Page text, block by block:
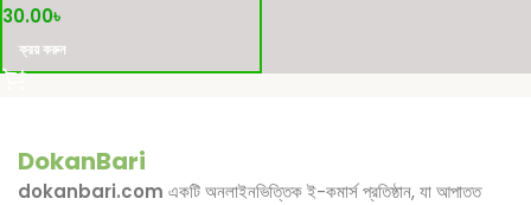
30.00৳
ক্রয় করুন
DokanBari
dokanbari.com একটি অনলাইনভিত্তিক ই-কমার্স প্রতিষ্ঠান, যা আপাতত